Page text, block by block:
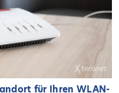
für Ihren WLAN-